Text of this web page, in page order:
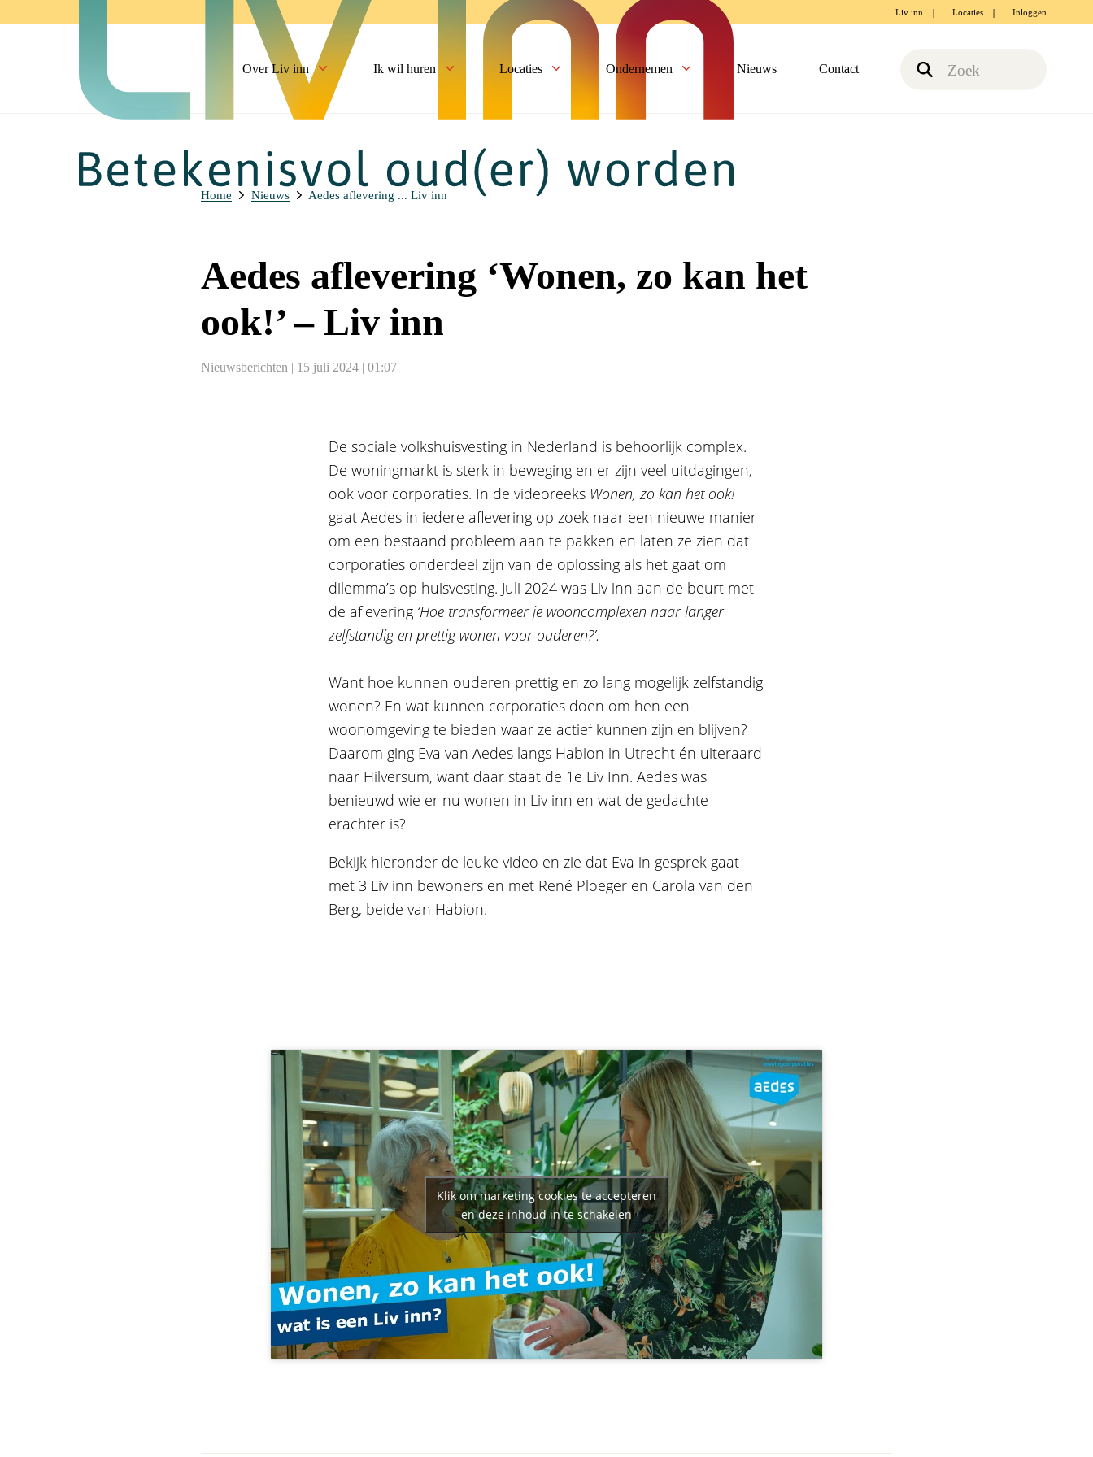
Liv inn Locaties Inloggen
Over Liv inn Ik wil huren Locaties Ondernemen Nieuws Contact
Home Nieuws Aedes aflevering ... Liv inn
Aedes aflevering ‘Wonen, zo kan het
ook!’ – Liv inn
Nieuwsberichten | 15 juli 2024 | 01:07
De sociale volkshuisvesting in Nederland is behoorlijk complex.
De woningmarkt is sterk in beweging en er zijn veel uitdagingen,
ook voor corporaties. In de videoreeks Wonen, zo kan het ook!
gaat Aedes in iedere aflevering op zoek naar een nieuwe manier
om een bestaand probleem aan te pakken en laten ze zien dat
corporaties onderdeel zijn van de oplossing als het gaat om
dilemma’s op huisvesting. Juli 2024 was Liv inn aan de beurt met
de aflevering ‘Hoe transformeer je wooncomplexen naar langer
zelfstandig en prettig wonen voor ouderen?’.
Want hoe kunnen ouderen prettig en zo lang mogelijk zelfstandig
wonen? En wat kunnen corporaties doen om hen een
woonomgeving te bieden waar ze actief kunnen zijn en blijven?
Daarom ging Eva van Aedes langs Habion in Utrecht én uiteraard
naar Hilversum, want daar staat de 1e Liv Inn. Aedes was
benieuwd wie er nu wonen in Liv inn en wat de gedachte
erachter is?
Bekijk hieronder de leuke video en zie dat Eva in gesprek gaat
met 3 Liv inn bewoners en met René Ploeger en Carola van den
Berg, beide van Habion.
Klik om marketing cookies te accepteren
en deze inhoud in te schakelen